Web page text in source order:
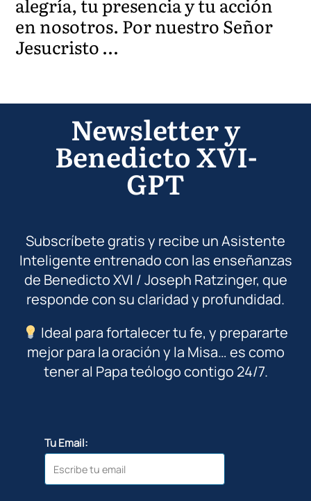
alegría, tu presencia y tu acción
en nosotros. Por nuestro Señor
Jesucristo …
Newsletter y
Benedicto XVI-
GPT
Subscríbete gratis y recibe un Asistente
Inteligente entrenado con las enseñanzas
de Benedicto XVI / Joseph Ratzinger, que
responde con su claridad y profundidad.
Ideal para fortalecer tu fe, y prepararte
mejor para la oración y la Misa… es como
tener al Papa teólogo contigo 24/7.
Tu Email: